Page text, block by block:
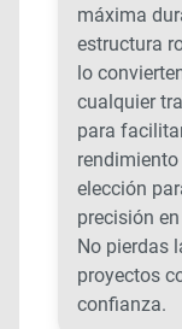
máxima
estructura
lo
cualquier
para
elección
precisión
No pierdas
proyectos
confianza.